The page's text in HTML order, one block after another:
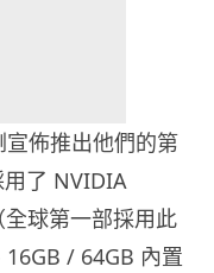
佈推出他們的第
了 NVIDIA
全球第一部採用此
/ 64GB 內置